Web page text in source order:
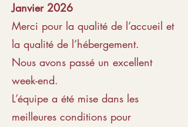
Janvier 2026
Merci pour la qualité de l’accueil et
la qualité de l’hébergement.
Nous avons passé un excellent
week-end.
L’équipe a été mise dans les
meilleures conditions pour